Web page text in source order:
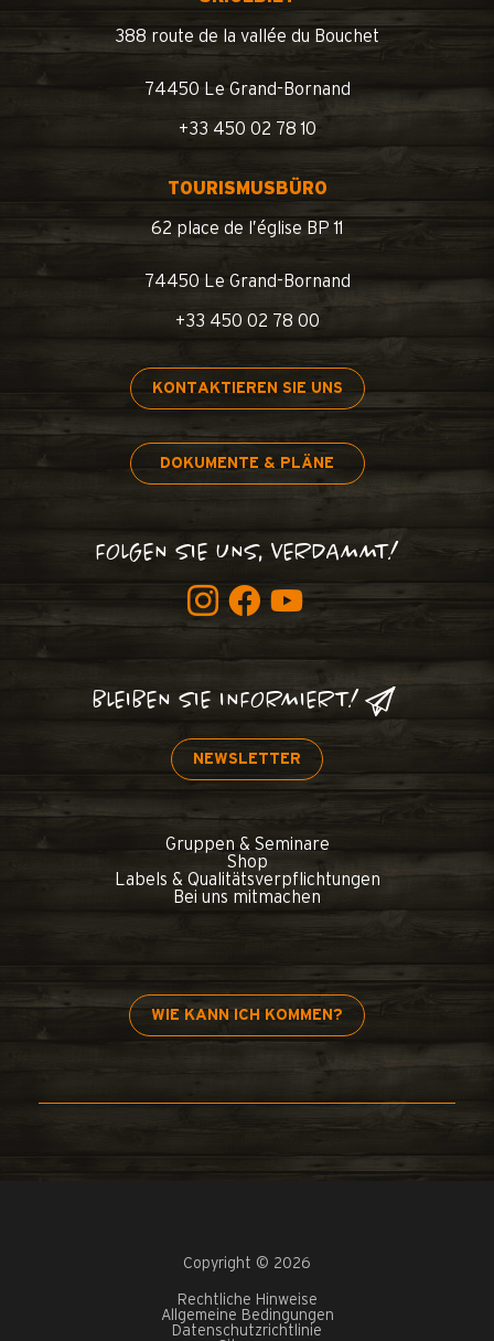
388 route de la vallée du Bouchet
74450 Le Grand-Bornand
+33 450 02 78 10
TOURISMUSBÜRO
62 place de l’église BP 11
74450 Le Grand-Bornand
+33 450 02 78 00
KONTAKTIEREN SIE UNS
DOKUMENTE & PLÄNE
FOLGEN SIE UNS, VERDAMMT!
BLEIBEN SIE INFORMIERT!
NEWSLETTER
Gruppen & Seminare
Shop
Labels & Qualitätsverpflichtungen
Bei uns mitmachen
WIE KANN ICH KOMMEN?
Copyright © 2026
Rechtliche Hinweise
Allgemeine Bedingungen
Datenschutzrichtlinie